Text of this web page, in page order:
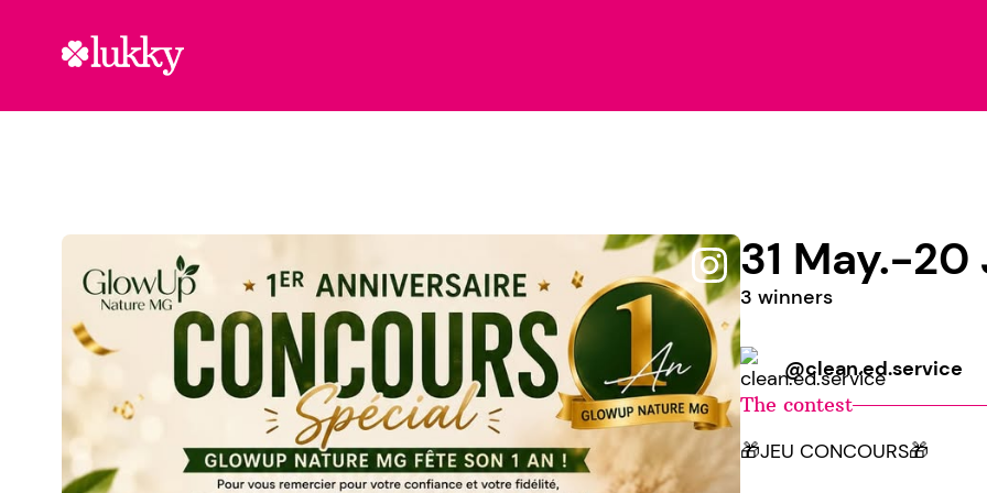
31 May.-20
3 winners
@clean.ed.service
The contest
🎁JEU CONCOURS🎁